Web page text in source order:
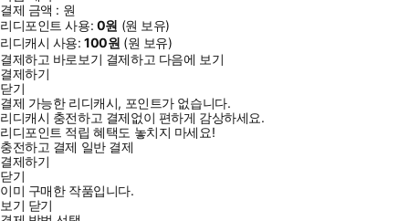
결제 금액 : 원
리디포인트 사용: 0원 (원 보유)
리디캐시 사용:100원 (원 보유)
결제하고 바로보기 결제하고 다음에 보기
결제하기
닫기
결제 가능한 리디캐시, 포인트가 없습니다.
리디캐시 충전하고 결제없이 편하게 감상하세요.
리디포인트 적립 혜택도 놓치지 마세요!
충전하고 결제 일반 결제
결제하기
닫기
이미 구매한 작품입니다.
보기 닫기